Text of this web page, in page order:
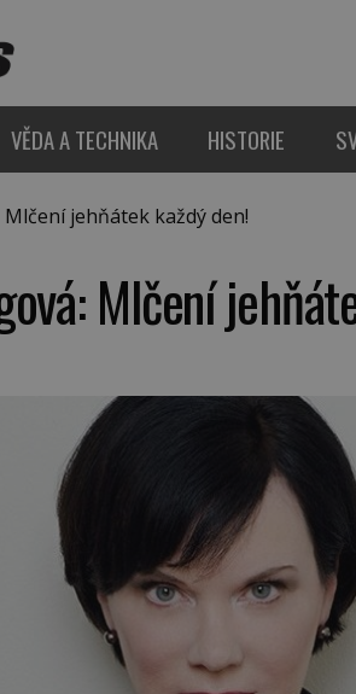
VĚDA A TECHNIKA HISTORIE
jehňátek každý den!
Mlčení